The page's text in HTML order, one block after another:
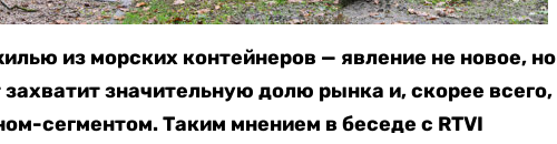
из морских контейнеров — явление не новое, но
значительную долю рынка и, скорее всего,
сегментом. Таким мнением в беседе с RTVI